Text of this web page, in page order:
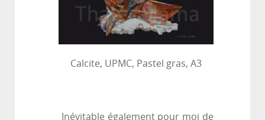
Calcite, UPMC, Pastel gras, A3
Inévitable également pour moi de